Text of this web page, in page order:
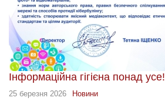
Інформаційна гігієна понад усе!
25 березня 2026 Новини